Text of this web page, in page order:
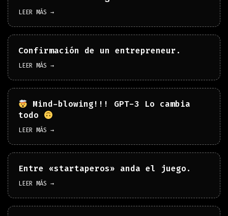
LEER MÁS →
Confirmación de un entrepreneur.
LEER MÁS →
Mind-blowing!!! GPT-3 Lo cambia
todo
LEER MÁS →
Entre «startaperos» anda el juego.
LEER MÁS →